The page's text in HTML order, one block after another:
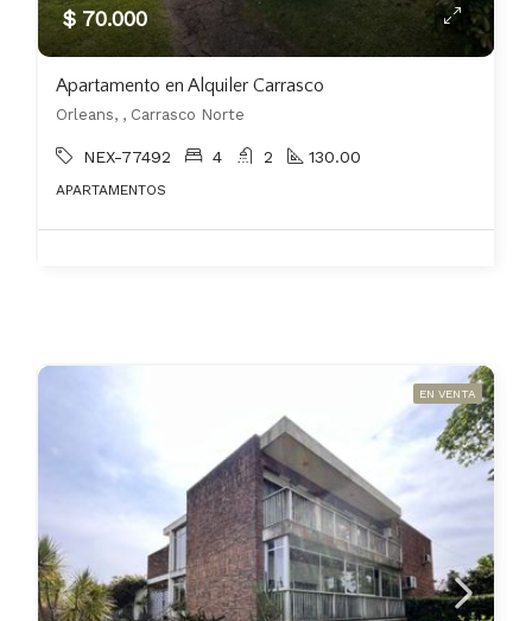
$ 70.000
Apartamento en Alquiler Carrasco
Orleans, , Carrasco Norte
NEX-77492 4 2 130.00
APARTAMENTOS
EN VENTA